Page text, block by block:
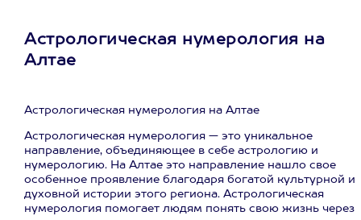
Астрологическая нумерология на
Алтае
Астрологическая нумерология на Алтае
Астрологическая нумерология — это уникальное
направление, объединяющее в себе астрологию и
нумерологию. На Алтае это направление нашло свое
особенное проявление благодаря богатой культурной и
духовной истории этого региона. Астрологическая
нумерология помогает людям понять свою жизнь через